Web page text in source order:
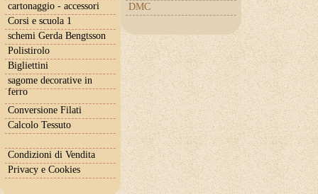
DMC
cartonaggio - accessori
Corsi e scuola 1
schemi Gerda Bengtsson
Polistirolo
Bigliettini
sagome decorative in
ferro
Conversione Filati
Calcolo Tessuto
Condizioni di Vendita
Privacy e Cookies